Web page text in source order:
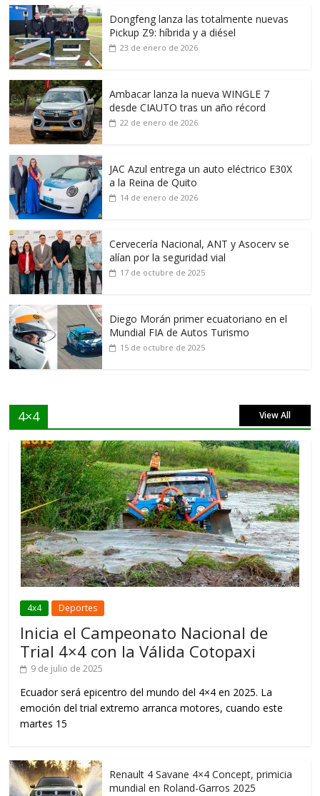
Dongfeng lanza las totalmente nuevas
Pickup Z9: híbrida y a diésel
23 de enero de 2026
Ambacar lanza la nueva WINGLE 7
desde CIAUTO tras un año récord
22 de enero de 2026
JAC Azul entrega un auto eléctrico E30X
a la Reina de Quito
14 de enero de 2026
Cervecería Nacional, ANT y Asocerv se
alían por la seguridad vial
17 de octubre de 2025
Diego Morán primer ecuatoriano en el
Mundial FIA de Autos Turismo
15 de octubre de 2025
4×4 View All
4x4 Deportes
Inicia el Campeonato Nacional de
Trial 4×4 con la Válida Cotopaxi
9 de julio de 2025
Ecuador será epicentro del mundo del 4×4 en 2025. La
emoción del trial extremo arranca motores, cuando este
martes 15
Renault 4 Savane 4×4 Concept, primicia
mundial en Roland-Garros 2025